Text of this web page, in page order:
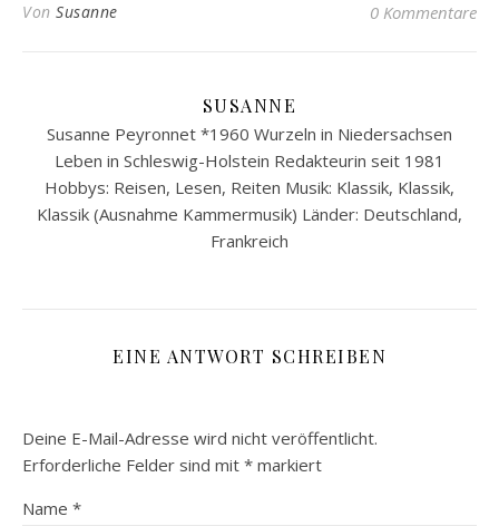
Von Susanne 0 Kommentare
SUSANNE
Susanne Peyronnet *1960 Wurzeln in Niedersachsen
Leben in Schleswig-Holstein Redakteurin seit 1981
Hobbys: Reisen, Lesen, Reiten Musik: Klassik, Klassik,
Klassik (Ausnahme Kammermusik) Länder: Deutschland,
Frankreich
EINE ANTWORT SCHREIBEN
Deine E-Mail-Adresse wird nicht veröffentlicht.
Erforderliche Felder sind mit * markiert
Name *